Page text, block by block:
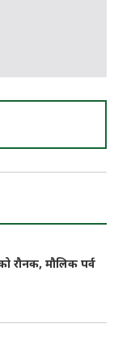
रौनक, मौलिक पर्व